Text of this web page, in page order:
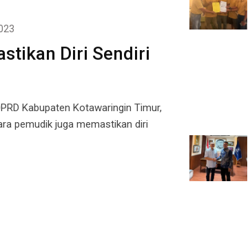
Diri Sendiri
Kabupaten Kotawaringin Timur,
pemudik juga memastikan diri